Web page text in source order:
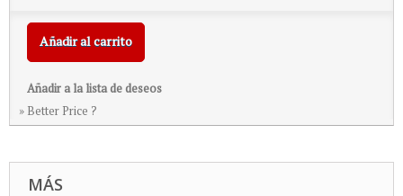
Añadir al carrito
Añadir a la lista de deseos
» Better Price ?
MÁS